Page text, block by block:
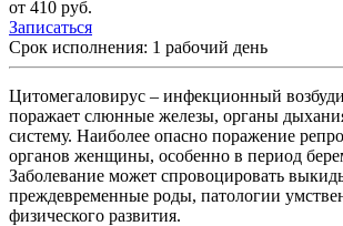
от 410 руб.
Записаться
Срок исполнения: 1 рабочий день
Цитомегаловирус – инфекционный
поражает слюнные железы, органы
систему. Наиболее опасно поражение
органов женщины, особенно в период
Заболевание может спровоцировать
преждевременные роды, патологии
физического развития.